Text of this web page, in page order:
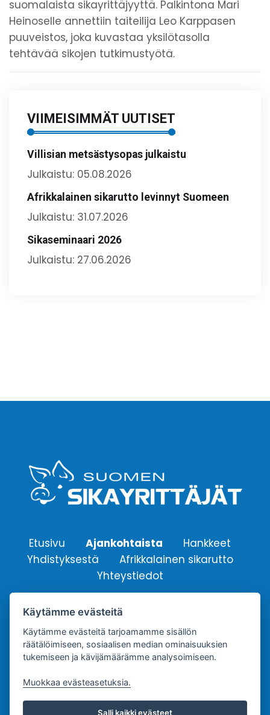
suomalaista sikayrittäjyyttä. Palkintona Mari
Heinoselle annettiin taiteilija Leo Karppasen
puuveistos, joka kuvastaa yksilötasolla
tehtävää sikojen tutkimustyötä.
VIIMEISIMMÄT UUTISET
Villisian metsästysopas julkaistu
Julkaistu: 05.08.2026
Afrikkalainen sikarutto levinnyt Suomeen
Julkaistu: 31.07.2026
Sikaseminaari 2026
Julkaistu: 27.06.2026
Etusivu Ajankohtaista
Hankkeet
Yhdistyksestä
Afrikkalainen sikarutto
Yhteystiedot
Suomen Sikayrittäjät ry.
Yhdistyksen sähköpostiosoite:
info@sikayrittajat.fi
Käytämme evästeitä
Käytämme evästeitä tarjoamamme sisällön
räätälöimiseen, sosiaalisen median ominaisuuksien
tukemiseen ja kävijämäärämme analysoimiseen.
Muokkaa evästeasetuksia.
Salli kaikki evästeet